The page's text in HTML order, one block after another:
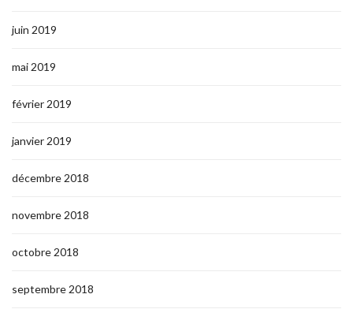
juin 2019
mai 2019
février 2019
janvier 2019
décembre 2018
novembre 2018
octobre 2018
septembre 2018